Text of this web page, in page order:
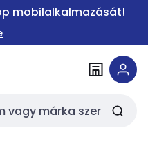
mobilalkalmazását!